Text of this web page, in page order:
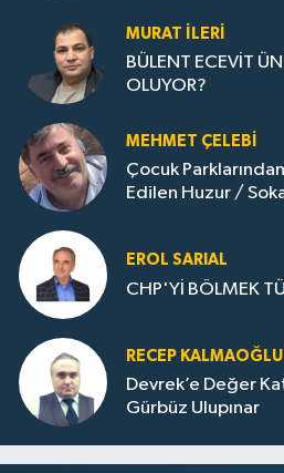
MURAT İLERI
BÜLENT ECEVİT
OLUYOR?
MEHMET ÇELEBI
Çocuk
Edilen Huzur /
EROL SARIAL
CHP'Yİ BÖLMEK
RECEP KALMAOĞLU
Devrek’e Değer
Gürbüz Ulupınar